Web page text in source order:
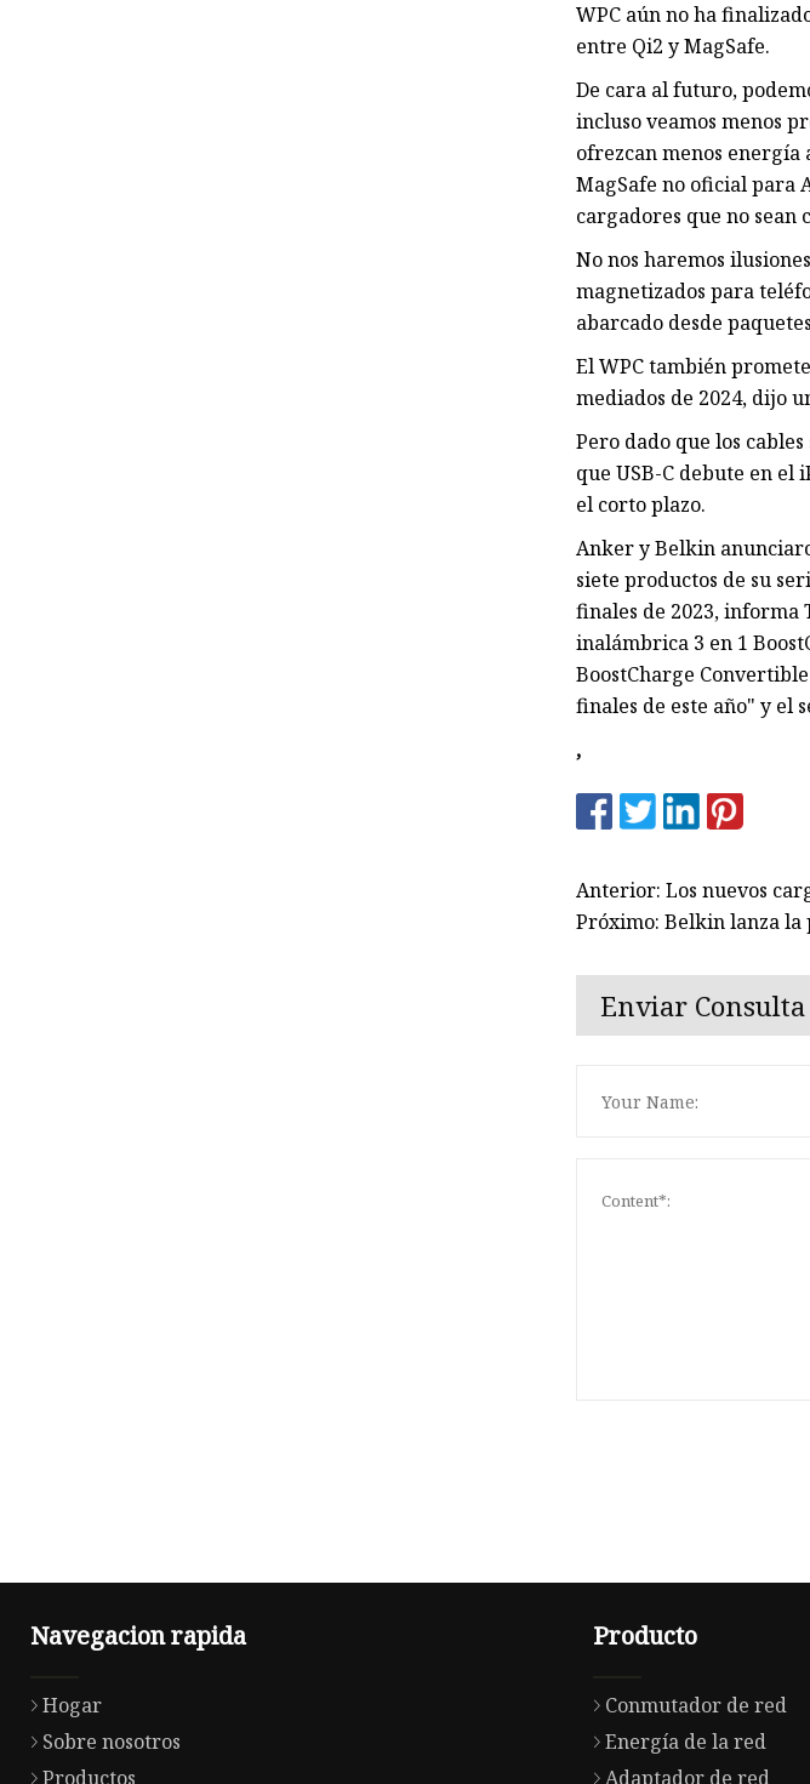
WPC aún no ha
entre Qi2 y MagSafe.
De cara al futuro,
incluso veamos menos
ofrezcan menos energía
MagSafe no oficial para
cargadores que no sean
No nos haremos
magnetizados para
abarcado desde
El WPC también
mediados de 2024, dijo
Pero dado que los
que USB-C debute en el
el corto plazo.
Anker y Belkin
siete productos de su
finales de 2023, informa
inalámbrica 3 en 1
BoostCharge
finales de este año" y el
,
Anterior: Los nuevos
Próximo: Belkin lanza la
Enviar Consulta
Navegacion rapida
Hogar
Sobre nosotros
Productos
Producto
Conmutador de red
Energía de la red
Adaptador de red